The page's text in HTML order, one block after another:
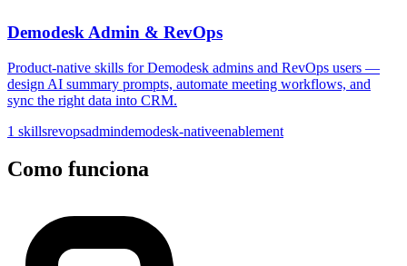
Demodesk Admin & RevOps
Product-native skills for Demodesk admins and RevOps users —
design AI summary prompts, automate meeting workflows, and
sync the right data into CRM.
1 skillsrevopsadmindemodesk-nativeenablement
Como funciona